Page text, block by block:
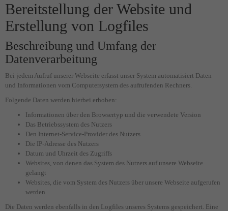
Bereitstellung der Website und
Erstellung von Logfiles
Beschreibung und Umfang der
Datenverarbeitung
Bei jedem Aufruf unserer Webseite erfasst unser System automatisiert Daten
und Informationen vom Computersystem des aufrufenden Rechners.
Folgende Daten werden hierbei erhoben:
Informationen über den Browsertyp und die verwendete Version
Das Betriebssystem des Nutzers
Den Internet-Service-Provider des Nutzers
Die IP-Adresse des Nutzers
Datum und Uhrzeit des Zugriffs
Websites, von denen das System des Nutzers auf unsere Webseite
gelangt
Websites, die vom System des Nutzers über unsere Webseite aufgerufen
werden
Die Daten werden ebenfalls in den Logfiles unseres Systems gespeichert. Eine